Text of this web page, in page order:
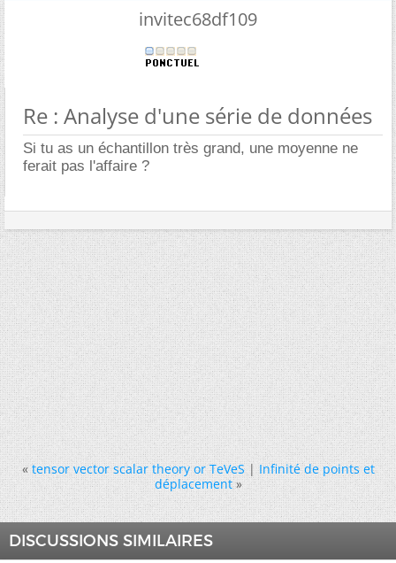
invitec68df109
Re : Analyse d'une série de données
Si tu as un échantillon très grand, une moyenne ne
ferait pas l'affaire ?
« tensor vector scalar theory or TeVeS|Infinité de points et
déplacement »
DISCUSSIONS SIMILAIRES